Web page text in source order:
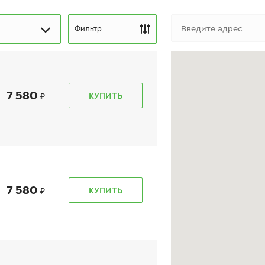
Фильтр
7 580 КУПИТЬ
7 580 КУПИТЬ